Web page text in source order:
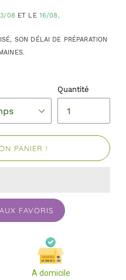
08 ET LE 16/08.
SON DÉLAI DE PRÉPARATION
Quantité
PANIER !
FAVORIS
A domicile